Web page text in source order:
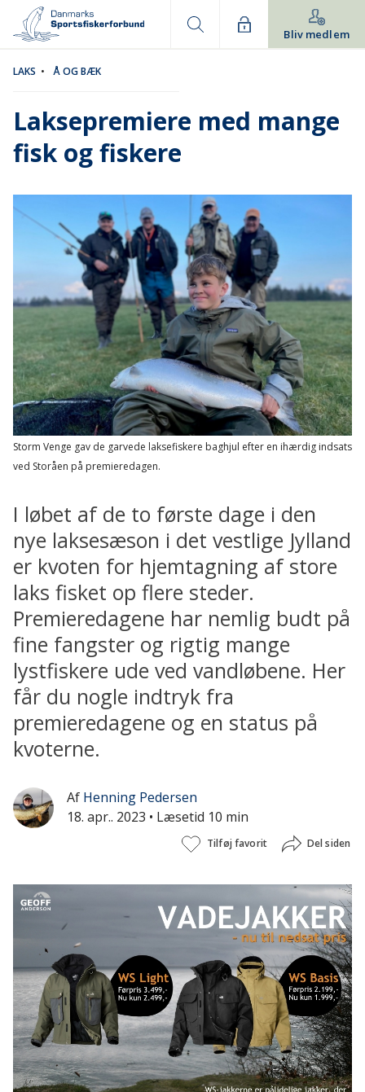
Bliv medlem
LAKS • Å OG BÆK
Laksepremiere med mange
fisk og fiskere
Storm Venge gav de garvede laksefiskere baghjul efter en ihærdig indsats
ved Storåen på premieredagen.
I løbet af de to første dage i den
nye laksesæson i det vestlige Jylland
er kvoten for hjemtagning af store
laks fisket op flere steder.
Premieredagene har nemlig budt på
fine fangster og rigtig mange
lystfiskere ude ved vandløbene. Her
får du nogle indtryk fra
premieredagene og en status på
kvoterne.
Af Henning Pedersen
18. apr.. 2023 • Læsetid 10 min
Tilføj favorit Del siden